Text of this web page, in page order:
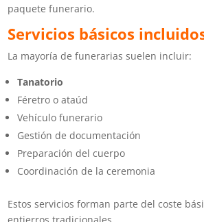
paquete funerario.
Servicios básicos
La mayoría de funerarias suelen incluir:
Tanatorio
Féretro o ataúd
Vehículo funerario
Gestión de documentación
Preparación del cuerpo
Coordinación de la ceremonia
Estos servicios forman parte del coste